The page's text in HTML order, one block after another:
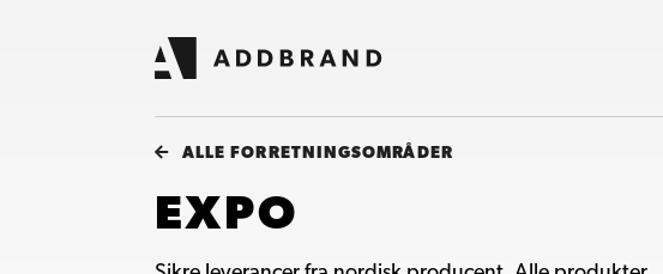
ALLE FORRETNINGSOMRÅDER
EXPO